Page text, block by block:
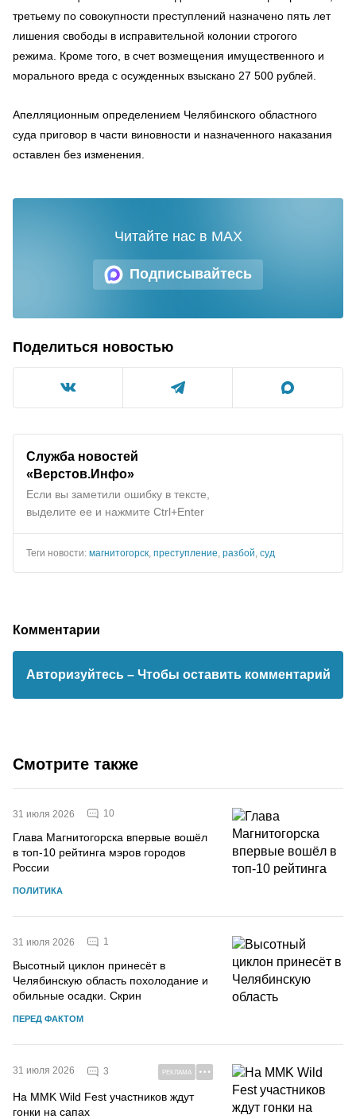
третьему по совокупности преступлений назначено пять лет
лишения свободы в исправительной колонии строгого
режима. Кроме того, в счет возмещения имущественного и
морального вреда с осужденных взыскано 27 500 рублей.
Апелляционным определением Челябинского областного
суда приговор в части виновности и назначенного наказания
оставлен без изменения.
Подписывайтесь
Читайте нас в MAX
Поделиться новостью
Служба новостей
«Верстов.Инфо»
Если вы заметили ошибку в тексте,
выделите ее и нажмите Ctrl+Enter
Теги новости: магнитогорск преступление разбой суд
Комментарии
Авторизуйтесь – Чтобы оставить комментарий
Смотрите также
31 июля 2026 10
Глава Магнитогорска впервые вошёл
в топ-10 рейтинга мэров городов
России
ПОЛИТИКА
31 июля 2026 1
Высотный циклон принесёт в
Челябинскую область похолодание и
обильные осадки. Скрин
ПЕРЕД ФАКТОМ
31 июля 2026 3 РЕКЛАМА
На MMK Wild Fest участников ждут
гонки на сапах